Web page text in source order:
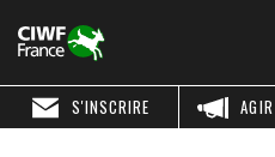
S'INSCRIRE